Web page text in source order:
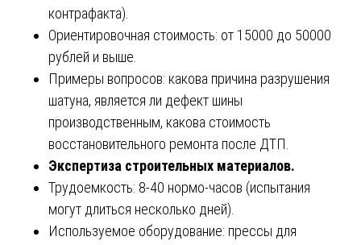
контрафакта).
Ориентировочная стоимость: от 15000 до 50000
рублей и выше.
Примеры вопросов: какова причина разрушения
шатуна, является ли дефект шины
производственным, какова стоимость
восстановительного ремонта после ДТП.
Экспертиза строительных материалов.
Трудоемкость: 8-40 нормо-часов (испытания
могут длиться несколько дней).
Используемое оборудование: прессы для